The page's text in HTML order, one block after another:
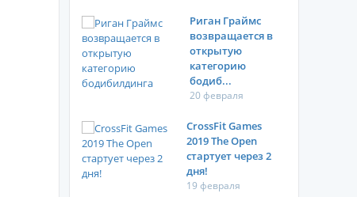
Риган Граймс
возвращается в
открытую
категорию
бодиб...
20 февраля
CrossFit Games
2019 The Open
стартует через 2
дня!
19 февраля